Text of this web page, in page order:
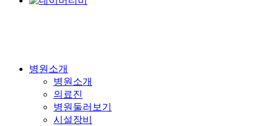
Close
병원소개
병원소개
의료진
병원둘러보기
시설장비